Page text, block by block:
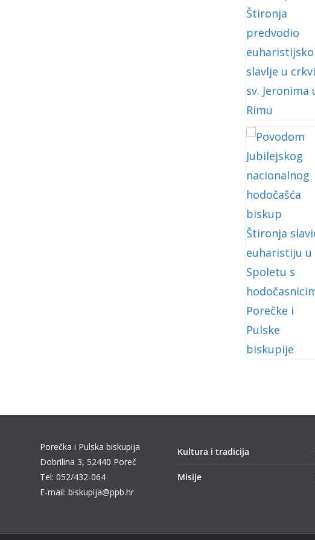
Porečka i Pulska biskupija
Dobrilina 3, 52440 Poreč
Tel: 052/432-064
E-mail: biskupija@ppb.hr
Kultura i tradicija
Misije